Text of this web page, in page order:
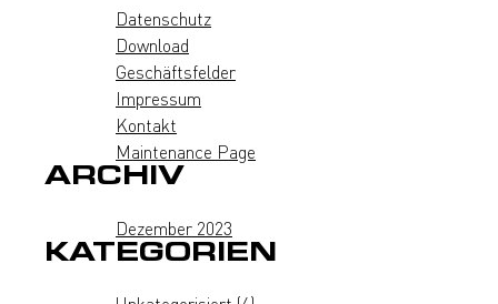
Datenschutz
Download
Geschäftsfelder
Impressum
Kontakt
Maintenance Page
ARCHIV
Dezember 2023
KATEGORIEN